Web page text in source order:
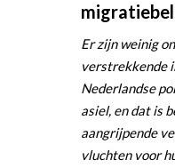
Er zijn weinig
verstrekkende
Nederlandse
asiel, en dat is
aangrijpende
vluchten voor